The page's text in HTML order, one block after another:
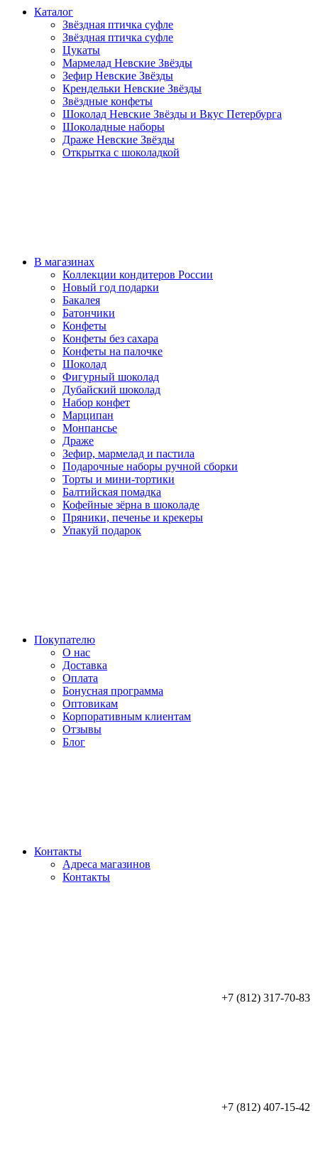
Каталог
Звёздная птичка суфле
Звёздная птичка суфле
Цукаты
Мармелад Невские Звёзды
Зефир Невские Звёзды
Крендельки Невские Звёзды
Звёздные конфеты
Шоколад Невские Звёзды и Вкус Петербурга
Шоколадные наборы
Драже Невские Звёзды
Открытка с шоколадкой
В магазинах
Коллекции кондитеров России
Новый год подарки
Бакалея
Батончики
Конфеты
Конфеты без сахара
Конфеты на палочке
Шоколад
Фигурный шоколад
Дубайский шоколад
Набор конфет
Марципан
Монпансье
Драже
Зефир, мармелад и пастила
Подарочные наборы ручной сборки
Торты и мини-тортики
Балтийская помадка
Кофейные зёрна в шоколаде
Пряники, печенье и крекеры
Упакуй подарок
Покупателю
О нас
Доставка
Оплата
Бонусная программа
Оптовикам
Корпоративным клиентам
Отзывы
Блог
Контакты
Адреса магазинов
Контакты
+7 (812) 317-70-83
+7 (812) 407-15-42